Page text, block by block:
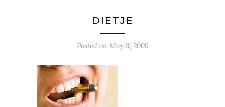
DIETJE
Posted on May 3, 2009